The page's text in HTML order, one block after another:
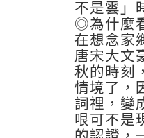
不是雲」
◎為什麼
在想念家
唐宋大文
秋的時刻
情境了，
詞裡，變
哏可不是